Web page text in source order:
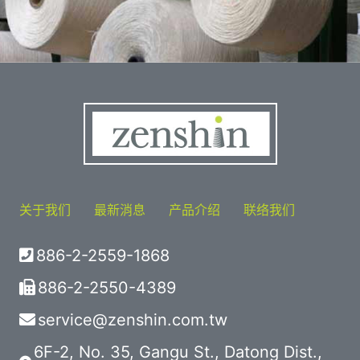
关于我们 最新消息 产品介绍 联络我们
886-2-2559-1868
886-2-2550-4389
service@zenshin.com.tw
6F-2, No. 35, Gangu St., Datong Dist.,